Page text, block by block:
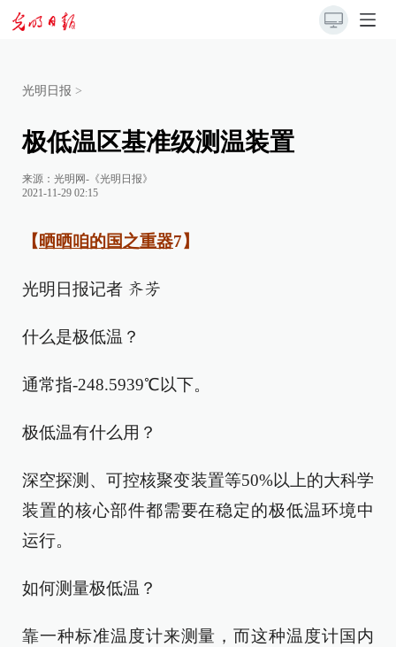
光明日报 >
极低温区基准级测温装置
来源： 光明网-《光明日报》
2021-11-29 02:15
【 晒晒咱的国之重器7】
光明日报记者 齐芳
什么是极低温？
通常指-248.5939℃以下。
极低温有什么用？
深空探测、可控核聚变装置等50%以上的大科学
装置的核心部件都需要在稳定的极低温环境中
运行。
如何测量极低温？
靠一种标准温度计来测量，而这种温度计国内